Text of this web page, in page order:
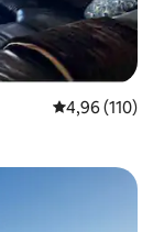
Gemiddelde
4,96 (110)